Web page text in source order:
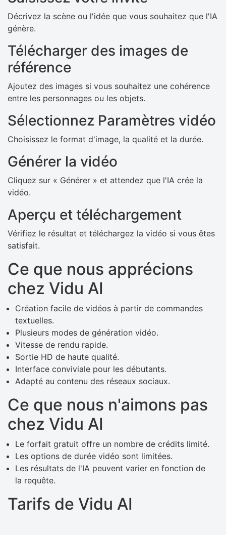
Décrivez la scène ou l'idée que vous souhaitez que l'IA
génère.
Télécharger des images de
référence
Ajoutez des images si vous souhaitez une cohérence
entre les personnages ou les objets.
Sélectionnez Paramètres vidéo
Choisissez le format d'image, la qualité et la durée.
Générer la vidéo
Cliquez sur « Générer » et attendez que l'IA crée la
vidéo.
Aperçu et téléchargement
Vérifiez le résultat et téléchargez la vidéo si vous êtes
satisfait.
Ce que nous apprécions
chez Vidu AI
Création facile de vidéos à partir de commandes
textuelles.
Plusieurs modes de génération vidéo.
Vitesse de rendu rapide.
Sortie HD de haute qualité.
Interface conviviale pour les débutants.
Adapté au contenu des réseaux sociaux.
Ce que nous n'aimons pas
chez Vidu AI
Le forfait gratuit offre un nombre de crédits limité.
Les options de durée vidéo sont limitées.
Les résultats de l'IA peuvent varier en fonction de
la requête.
Tarifs de Vidu AI